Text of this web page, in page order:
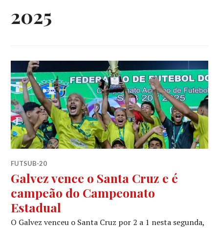
2025
FUTSUB-20
Galvez vence o Santa Cruz e é
campeão do Campeonato
Estadual
O Galvez venceu o Santa Cruz por 2 a 1 nesta segunda,